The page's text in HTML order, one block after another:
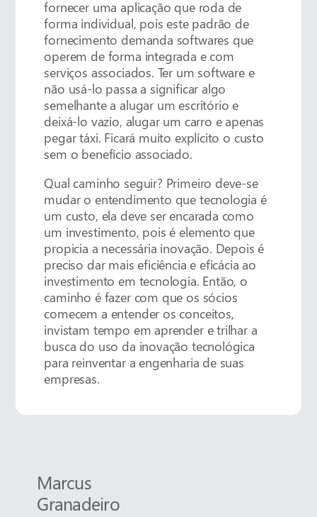
fornecer uma aplicação que roda de
forma individual, pois este padrão de
fornecimento demanda softwares que
operem de forma integrada e com
serviços associados. Ter um software e
não usá-lo passa a significar algo
semelhante a alugar um escritório e
deixá-lo vazio, alugar um carro e apenas
pegar táxi. Ficará muito explícito o custo
sem o benefício associado.
Qual caminho seguir? Primeiro deve-se
mudar o entendimento que tecnologia é
um custo, ela deve ser encarada como
um investimento, pois é elemento que
propicia a necessária inovação. Depois é
preciso dar mais eficiência e eficácia ao
investimento em tecnologia. Então, o
caminho é fazer com que os sócios
comecem a entender os conceitos,
invistam tempo em aprender e trilhar a
busca do uso da inovação tecnológica
para reinventar a engenharia de suas
empresas.
Marcus
Granadeiro